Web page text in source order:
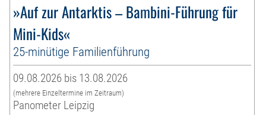
»Auf zur Antarktis – Bambini-Führung für
Mini-Kids«
25-minütige Familienführung
09.08.2026 bis 13.08.2026
(mehrere Einzeltermine im Zeitraum)
Panometer Leipzig